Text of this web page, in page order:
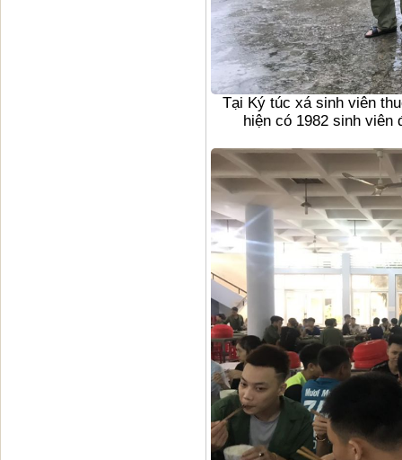
Tại Ký túc xá sinh viên
hiện có 1982 sinh viên